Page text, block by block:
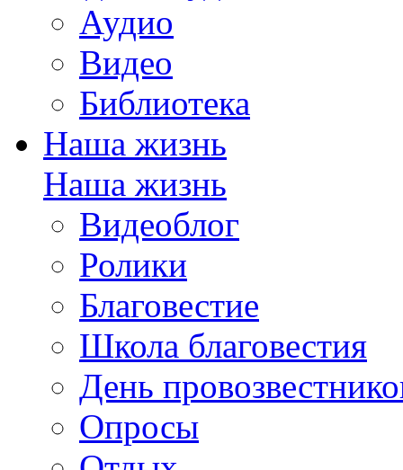
Аудио
Видео
Библиотека
Наша жизнь
Наша жизнь
Видеоблог
Ролики
Благовестие
Школа благовестия
День
Опросы